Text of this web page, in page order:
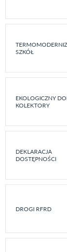
SZKÓŁ
EKOLOGICZNY
KOLEKTORY
DEKLARACJA
DOSTĘPNOŚCI
DROGI RFRD